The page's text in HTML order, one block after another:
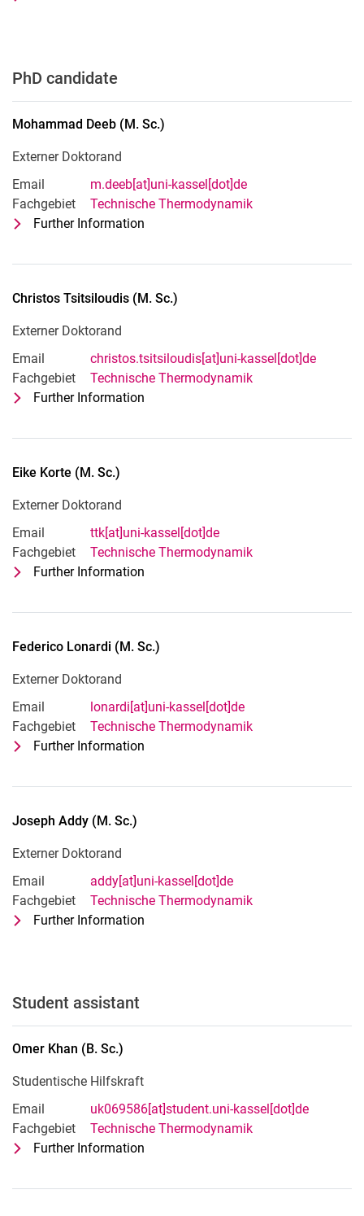
PhD candidate
Mohammad Deeb (M. Sc.)
Externer Doktorand
Email
m.deeb[at]uni-kassel[dot]de
Fachgebiet
Technische Thermodynamik
Further Information
Christos Tsitsiloudis (M. Sc.)
Externer Doktorand
Email
christos.tsitsiloudis[at]uni-kassel[dot]de
Fachgebiet
Technische Thermodynamik
Further Information
Eike Korte (M. Sc.)
Externer Doktorand
Email
ttk[at]uni-kassel[dot]de
Fachgebiet
Technische Thermodynamik
Further Information
Federico Lonardi (M. Sc.)
Externer Doktorand
Email
lonardi[at]uni-kassel[dot]de
Fachgebiet
Technische Thermodynamik
Further Information
Joseph Addy (M. Sc.)
Externer Doktorand
Email
addy[at]uni-kassel[dot]de
Fachgebiet
Technische Thermodynamik
Further Information
Student assistant
Omer Khan (B. Sc.)
Studentische Hilfskraft
Email
uk069586[at]student.uni-kassel[dot]de
Fachgebiet
Technische Thermodynamik
Further Information